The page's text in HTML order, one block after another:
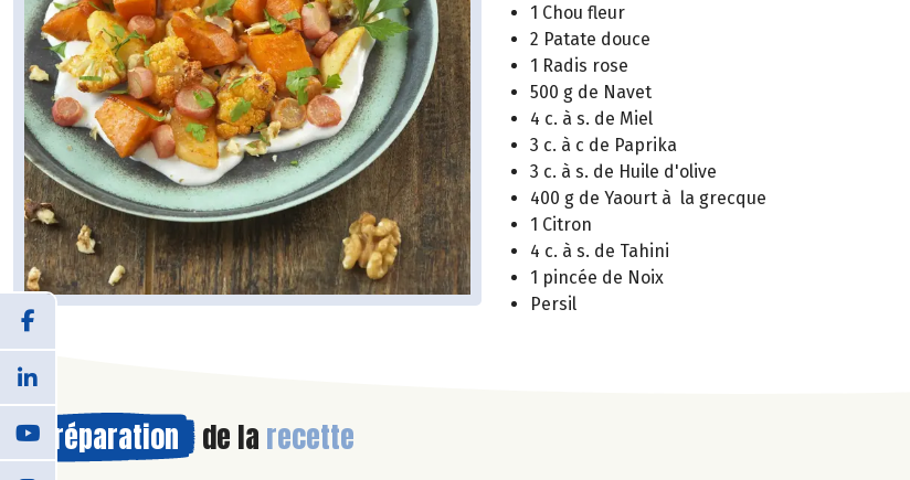
1 Chou fleur
2 Patate douce
1 Radis rose
500 g de Navet
4 c. à s. de Miel
3 c. à c de Paprika
3 c. à s. de Huile d'olive
400 g de Yaourt à la grecque
1 Citron
4 c. à s. de Tahini
1 pincée de Noix
Persil
Préparation de la recette